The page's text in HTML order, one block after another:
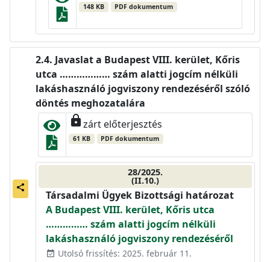
148 KB PDF dokumentum
share
Javaslat a Budapest VIII. kerület, Kőris
utca ……………… szám alatti jogcím nélküli
lakáshasználó jogviszony rendezéséről szóló
döntés meghozatalára
lockzárt előterjesztés
61 KB PDF dokumentum
28/2025.
(II.10.)
Társadalmi Ügyek Bizottsági határozat
A Budapest VIII. kerület, Kőris utca
…………… szám alatti jogcím nélküli
lakáshasználó jogviszony rendezéséről
event_available Utolsó frissítés: 2025. február 11.